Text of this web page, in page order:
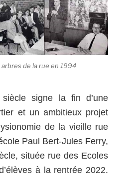
de la rue en 1994
signe la fin d’une
et un ambitieux projet
de la vieille rue
Paul Bert-Jules Ferry,
située rue des Ecoles
à la rentrée 2022.